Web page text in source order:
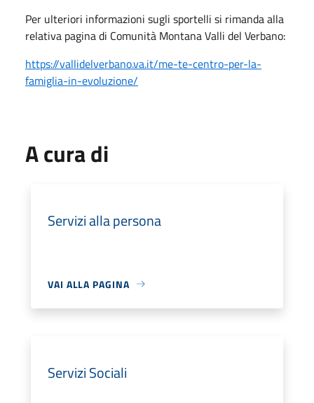
Per ulteriori informazioni sugli sportelli si rimanda alla
relativa pagina di Comunità Montana Valli del Verbano:
https://vallidelverbano.va.it/me-te-centro-per-la-
famiglia-in-evoluzione/
A cura di
Servizi alla persona
VAI ALLA PAGINA
Servizi Sociali